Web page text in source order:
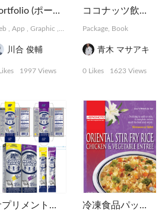
Book
Portfolio (ポートフォリオ)
,App ,Graphic Installation,MotionGraphics
川合 俊輔
1997 Views
ココナッツ飲料パッケージ
Package, Book
青木 マサアキ
0 Likes 1623 Views
サプリメントパッケージ 冷凍食品パッケージ